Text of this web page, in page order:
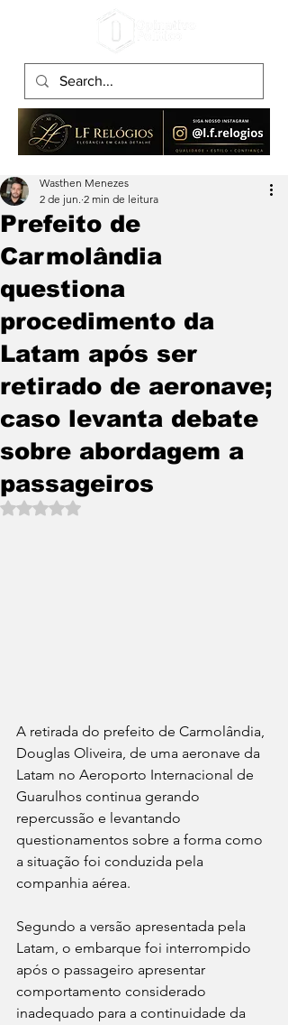
Prefeito de
Carmolândia
questiona
procedimento da
Latam após ser
retirado de aeronave;
caso levanta debate
sobre abordagem a
passageiros
Wasthen Menezes
2 de jun. 2 min de leitura
Avaliado com NaN de 5 estrelas.
A retirada do prefeito de Carmolândia,
Douglas Oliveira, de uma aeronave da
Latam no Aeroporto Internacional de
Guarulhos continua gerando
repercussão e levantando
questionamentos sobre a forma como
a situação foi conduzida pela
companhia aérea.
Segundo a versão apresentada pela
Latam, o embarque foi interrompido
após o passageiro apresentar
comportamento considerado
inadequado para a continuidade da